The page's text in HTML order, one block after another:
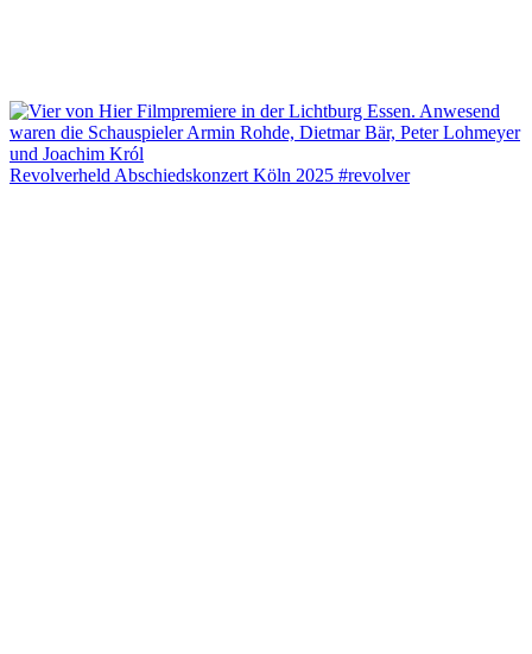
Revolverheld Abschiedskonzert Köln 2025 #revolver